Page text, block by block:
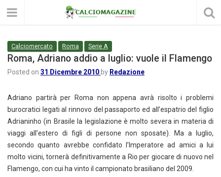
Calciomercato Roma Serie A
Roma, Adriano addio a luglio: vuole il Flamengo
Posted on 31 Dicembre 2010 by Redazione
Adriano partirà per Roma non appena avrà risolto i problemi
burocratici legati al rinnovo del passaporto ed all’espatrio del figlio
Adrianinho (in Brasile la legislazione è molto severa in materia di
viaggi all’estero di figli di persone non sposate). Ma a luglio,
secondo quanto avrebbe confidato l’Imperatore ad amici a lui
molto vicini, tornerà definitivamente a Rio per giocare di nuovo nel
Flamengo, con cui ha vinto il campionato brasiliano del 2009.